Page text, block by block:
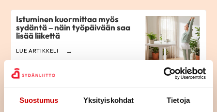
Suostumus Yksityiskohdat Tietoja
Istuminen kuormittaa myös
sydäntä – näin työpäivään saa
lisää liikettä
LUE ARTIKKELI
normaalin arjen